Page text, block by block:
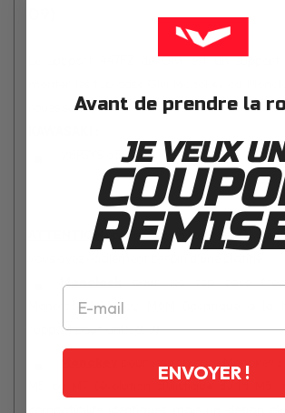
Le support 447FZ de Givi est un support
roues suivant :
VERSYS 650 (06 > 09)
ATTENTION
: pour fixer un top case Givi sur
Monolockpour les top case
Monolock M5M ou M6M (identique à la
support pour antivol U).
Avant de prendre la
JE VEUX
ENVOYER !